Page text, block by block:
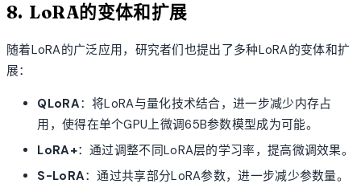
8. LoRA的变体和扩展
随着LoRA的广泛应用，研究者们也提出了多种LoRA的变体和扩
展：
QLoRA：将LoRA与量化技术结合，进一步减少内存占
用，使得在单个GPU上微调65B参数模型成为可能。
LoRA+：通过调整不同LoRA层的学习率，提高微调效果。
S-LoRA：通过共享部分LoRA参数，进一步减少参数量。